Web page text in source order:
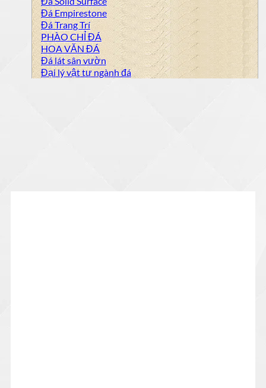
Đá Empirestone
Đá Trang Trí
PHÀO CHỈ ĐÁ
HOA VĂN ĐÁ
Đá lát sân vườn
Đại lý vật tư ngành đá